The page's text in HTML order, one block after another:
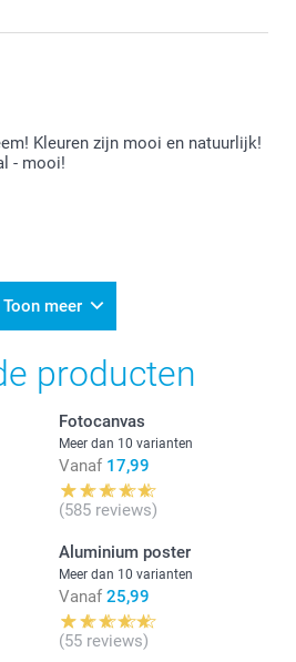
positieve review, hier zijn we heel
herinneringen.
Kleuren zijn mooi en natuurlijk!
- mooi!
Toon meer
producten
Fotocanvas
Meer dan 10 varianten
Vanaf 17,99
(585 reviews)
Aluminium poster
Meer dan 10 varianten
Vanaf 25,99
(55 reviews)